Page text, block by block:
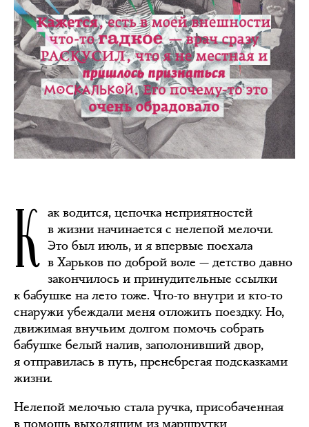
К ак водится, цепочка неприятностей
в жизни начинается с нелепой мелочи.
Это был июль, и я впервые поехала
в Харьков по доброй воле — детство давно
закончилось и принудительные ссылки
к бабушке на лето тоже. Что-то внутри и кто-то
снаружи убеждали меня отложить поездку. Но,
движимая внучьим долгом помочь собрать
бабушке белый налив, заполонивший двор,
я отправилась в путь, пренебрегая подсказками
жизни.
Нелепой мелочью стала ручка, присобаченная
в помощь выходящим из маршрутки